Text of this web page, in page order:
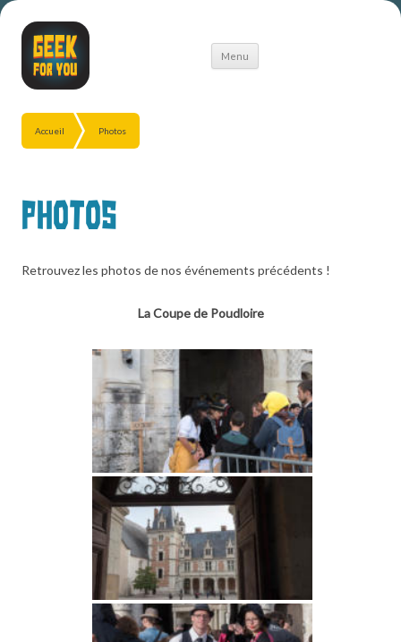
Menu
Aller
Accueil Photos
Photos
Retrouvez les photos de nos événements précédents !
La Coupe de Poudloire